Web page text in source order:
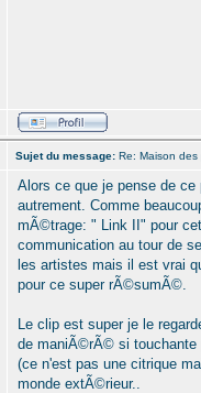
Sujet du message: Re: Maison des
Alors ce que je pense de
autrement. Comme
mÃ©trage: " Link II" pour
communication au tour de
les artistes mais il est vrai
pour ce super rÃ©sumÃ©.
Le clip est super je le
de maniÃ©rÃ© si touchante
(ce n'est pas une citrique
monde extÃ©rieur..